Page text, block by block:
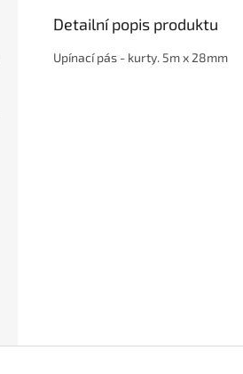
Detailní popis produktu
Upínací pás - kurty. 5m x 28mm